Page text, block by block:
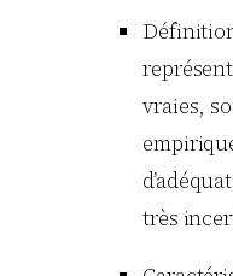
vraies,
très